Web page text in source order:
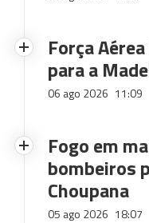
Força
para a
06 ago 2026 11:09
Fogo em
bombeiros
Choupana
05 ago 2026 18:07